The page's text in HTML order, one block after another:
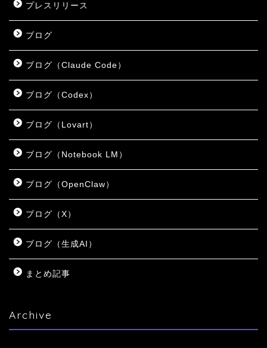
プレスリリース
ブログ
ブログ（Claude Code）
ブログ（Codex）
ブログ（Lovart）
ブログ（Notebook LM）
ブログ（OpenClaw）
ブログ（X）
ブログ（生成AI）
まとめ記事
Archive